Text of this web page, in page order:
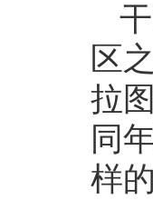
区
拉
同
样